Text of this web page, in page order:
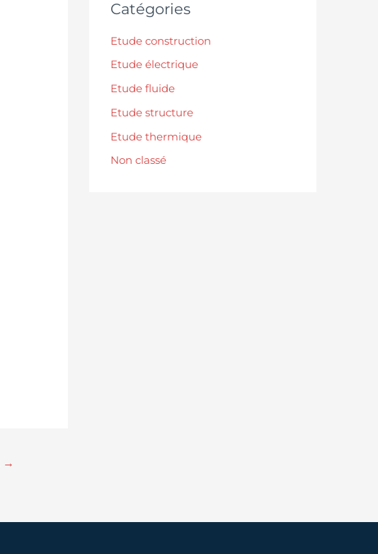
→
Catégories
Etude construction
Etude électrique
Etude fluide
Etude structure
Etude thermique
Non classé